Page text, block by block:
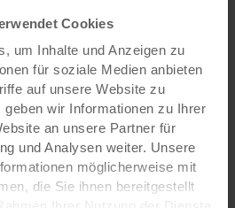
Cookies
um Inhalte und Anzeigen zu
für soziale Medien anbieten
auf unsere Website zu
wir Informationen zu Ihrer
an unsere Partner für
und Analysen weiter. Unsere
möglicherweise mit
die Sie ihnen bereitgestellt
Goals (SDGs)der UN sind
um weltweite Herausforderungen
und soziale Gerechtigkeit
Plan International unterstützt